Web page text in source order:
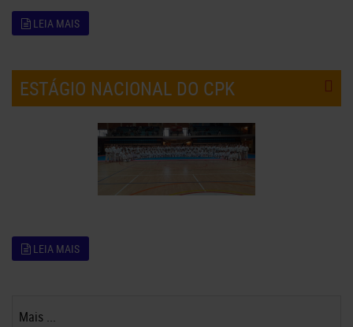
LEIA MAIS
ESTÁGIO NACIONAL DO CPK
LEIA MAIS
Mais ...